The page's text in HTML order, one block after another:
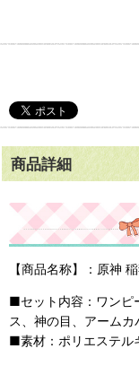
商品詳細
【商品名称】：原神
■セット内容：ワンピ
ス、神の目、アームカ
■素材：ポリエステル